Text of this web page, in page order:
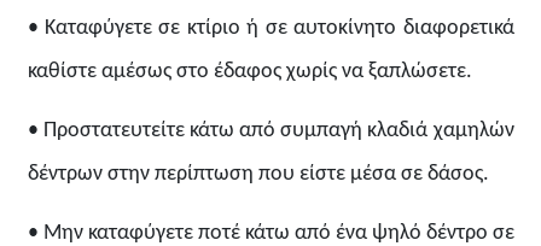
• Καταφύγετε σε κτίριο ή σε αυτοκίνητο διαφορετικά
καθίστε αμέσως στο έδαφος χωρίς να ξαπλώσετε.
• Προστατευτείτε κάτω από συμπαγή κλαδιά χαμηλών
δέντρων στην περίπτωση που είστε μέσα σε δάσος.
• Μην καταφύγετε ποτέ κάτω από ένα ψηλό δέντρο σε